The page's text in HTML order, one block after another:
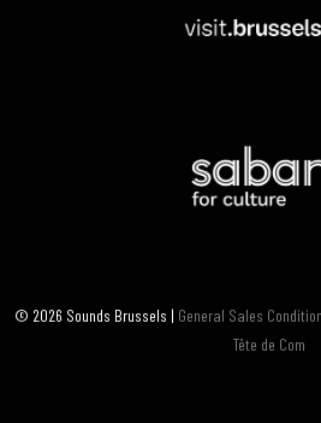
© 2026 Sounds Brussels | General Sales
Tête de Com